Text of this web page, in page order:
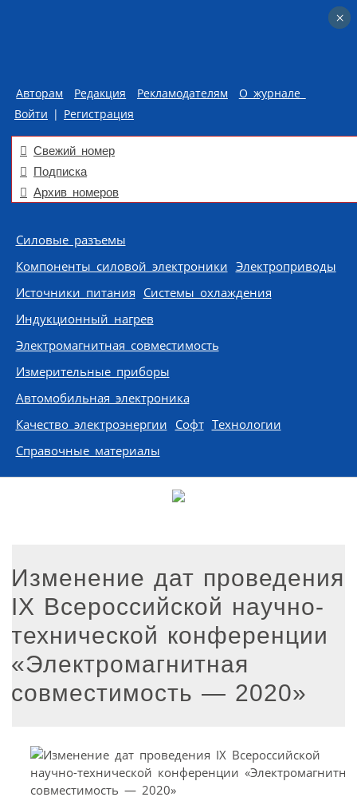
Авторам Редакция Рекламодателям
О журнале
Войти | Регистрация
Свежий номер
Подписка
Архив номеров
Skip to content
Силовые разъемы
Компоненты силовой электроники Электроприводы
Источники питания Системы охлаждения
Индукционный нагрев
Электромагнитная совместимость
Измерительные приборы
Автомобильная электроника
Качество электроэнергии Софт Технологии
Справочные материалы
Изменение дат проведения
IX Всероссийской научно-
технической конференции
«Электромагнитная
совместимость — 2020»
×
×